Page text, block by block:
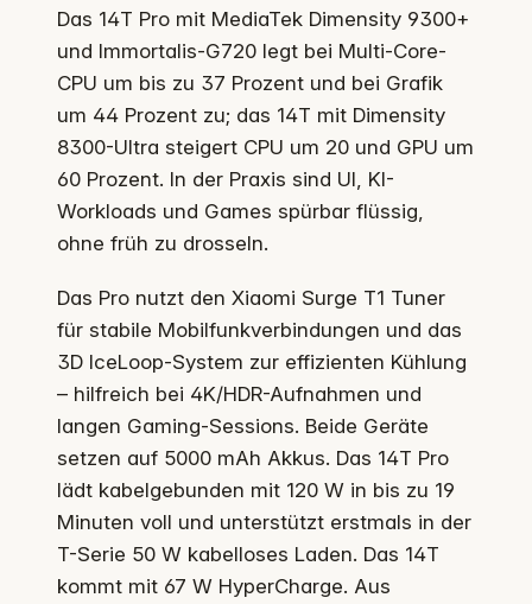
Das 14T Pro mit MediaTek Dimensity 9300+
und Immortalis-G720 legt bei Multi-Core-
CPU um bis zu 37 Prozent und bei Grafik
um 44 Prozent zu; das 14T mit Dimensity
8300-Ultra steigert CPU um 20 und GPU um
60 Prozent. In der Praxis sind UI, KI-
Workloads und Games spürbar flüssig,
ohne früh zu drosseln.
Das Pro nutzt den Xiaomi Surge T1 Tuner
für stabile Mobilfunkverbindungen und das
3D IceLoop-System zur effizienten Kühlung
– hilfreich bei 4K/HDR-Aufnahmen und
langen Gaming-Sessions. Beide Geräte
setzen auf 5000 mAh Akkus. Das 14T Pro
lädt kabelgebunden mit 120 W in bis zu 19
Minuten voll und unterstützt erstmals in der
T-Serie 50 W kabelloses Laden. Das 14T
kommt mit 67 W HyperCharge. Aus